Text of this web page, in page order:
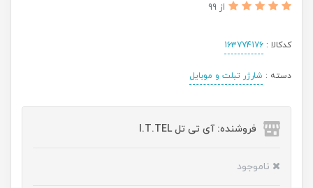
از 99
کدکالا : 163774176
دسته : شارژر تبلت و موبایل
فروشنده: آی تی تل I.T.TEL
ناموجود